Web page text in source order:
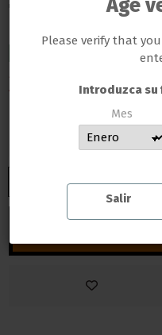
39,15 €
Impuestos incluidos
ENTREGA EN 24/48 HORAS
Age
Please verify that
Introduzca su
Mes
Salir
MUCHAS GRACIAS